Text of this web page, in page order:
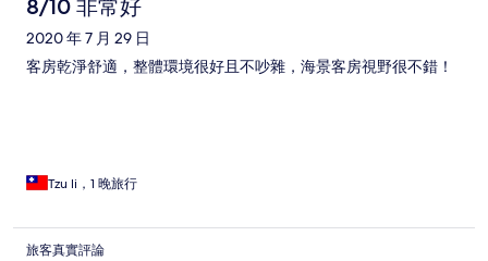
8/10 非常好
2020 年 7 月 29 日
客房乾淨舒適，整體環境很好且不吵雜，海景客房視野很不錯！
Tzu li，1 晚旅行
旅客真實評論